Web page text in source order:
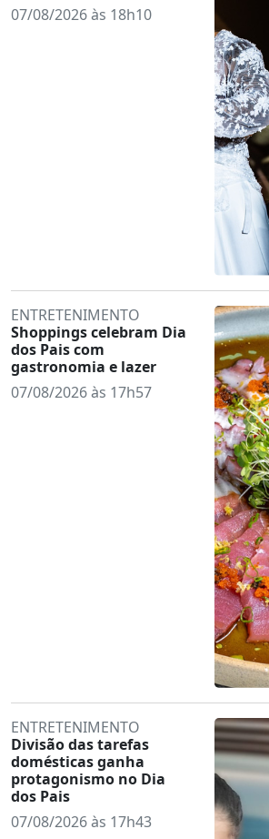
07/08/2026 às 18h10
ENTRETENIMENTO
Shoppings celebram Dia
dos Pais com
gastronomia e lazer
07/08/2026 às 17h57
ENTRETENIMENTO
Divisão das tarefas
domésticas ganha
protagonismo no Dia
dos Pais
07/08/2026 às 17h43